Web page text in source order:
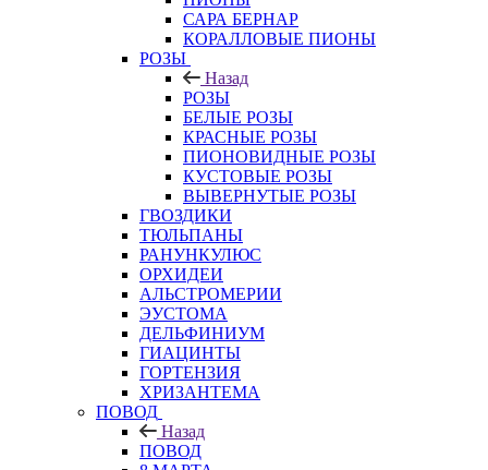
САРА БЕРНАР
КОРАЛЛОВЫЕ ПИОНЫ
РОЗЫ
Назад
РОЗЫ
БЕЛЫЕ РОЗЫ
КРАСНЫЕ РОЗЫ
ПИОНОВИДНЫЕ РОЗЫ
КУСТОВЫЕ РОЗЫ
ВЫВЕРНУТЫЕ РОЗЫ
ГВОЗДИКИ
ТЮЛЬПАНЫ
РАНУНКУЛЮС
ОРХИДЕИ
АЛЬСТРОМЕРИИ
ЭУСТОМА
ДЕЛЬФИНИУМ
ГИАЦИНТЫ
ГОРТЕНЗИЯ
ХРИЗАНТЕМА
ПОВОД
Назад
ПОВОД